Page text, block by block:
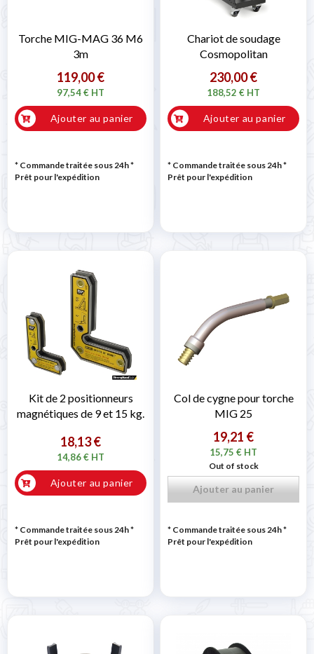
Torche MIG-MAG 36 M6
3m
119,00 €
97,54 € HT
Ajouter au panier
* Commande traitée sous 24h*
Prêt pour l'expédition
Chariot de soudage
Cosmopolitan
230,00 €
188,52 € HT
Ajouter au panier
* Commande traitée sous 24h*
Prêt pour l'expédition
Kit de 2 positionneurs
magnétiques de 9 et 15 kg.
18,13 €
14,86 € HT
Ajouter au panier
* Commande traitée sous 24h*
Prêt pour l'expédition
Col de cygne pour torche
MIG 25
19,21 €
15,75 € HT
Out of stock
Ajouter au panier
* Commande traitée sous 24h*
Prêt pour l'expédition